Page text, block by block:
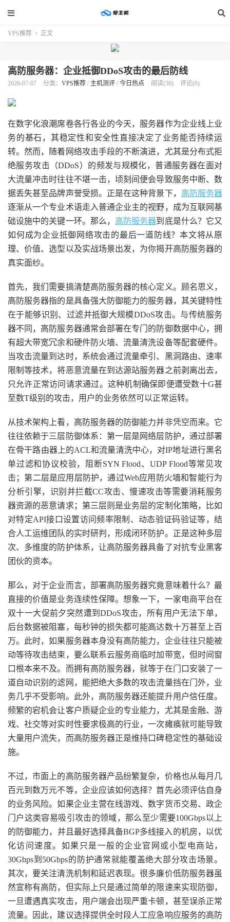
VPS推荐 > 正文
高防服务器：企业抵御DDoS攻击的最后防线
2026-07-07 分类： VPS推荐 / 主机测评 / 今日热点 阅读(36) 评论(0)
在数字化浪潮席卷各行各业的今天，服务器作为企业线上业
务的基石，其稳定性和安全性直接决定了业务能否持续运
转。然而，随着网络攻击手段的不断演进，尤其是分布式拒
绝服务攻击（DDoS）的频发与规模化，普通服务器在面对
大流量冲击时往往不堪一击，顷刻间便会导致服务中断、数
据丢失甚至品牌声誉受损。正是在这种背景下， 高防服务器
逐渐从一个专业术语走入普通企业主的视野，成为互联网基
础设施中的关键一环。那么， 高防服务器到底是什么？它又
如何成为企业抵御网络攻击的最后一道防线？本文将从原
理、价值、选型以及实战场景出发，为你揭开高防服务器的
真实面纱。
首先，我们需要搞清楚高防服务器的核心定义。顾名思义，
高防服务器指的是具备强大防御能力的服务器，其关键特性
在于能够识别、过滤并抵御大规模DDoS攻击。与传统服务
器不同，高防服务器通常会部署在专门的防御数据中心，拥
有超大带宽冗余和硬件防火墙、流量清洗设备等配套硬件。
当攻击流量到达时，系统会通过流量牵引、黑洞路由、速率
限制等技术，将恶意流量在到达源站服务器之前剥离出去，
只允许正常访问请求通过。这种机制确保即便遭受数十G甚
至数T级别的攻击，用户的业务依然可以正常运转。
从技术架构上看，高防服务器的防御能力并非凭空而来。它
往往依赖于三层防御体系：第一层是网络层防护，通过部署
在骨干路由器上的ACL和流量清洗中心，对IP地址进行黑名
单过滤和协议校验，阻断SYN Flood、UDP Flood等常见攻
击；第二层是应用层防护，通过Web应用防火墙和智能行为
分析引擎，识别并拦截CC攻击、慢速攻击等需要消耗服务
器资源的恶意请求；第三层则是业务层的定制化策略，比如
对特定API接口设置访问频率限制、动态验证码验证等，结
合人工运维团队的实时研判，形成闭环防护。正是这种多层
次、多维度的防护体系，让高防服务器具备了对抗专业黑客
团伙的资本。
那么，对于企业而言，部署高防服务器究竟意味着什么？最
直接的价值是业务连续性保障。想象一下，一家电商平台在
双十一大促前夕突然遭到DDoS攻击，所有用户无法下单，
后台数据被阻塞，每秒钟的损失都可能高达数十万甚至上百
万。此时，如果服务器本身没有高防能力，企业往往只能被
动等待攻击结束，要么联系云服务商临时加带宽，但时间窗
口根本来不及。而拥有高防服务器，就等于在门口安装了一
道自动识别的滤网，能把绝大多数的攻击流量挡在门外，业
务几乎不受影响。此外，高防服务器还能提升用户信任度。
频繁的宕机会让客户质疑企业的专业能力，尤其是金融、游
戏、社交等对实时性要求极高的行业，一次瘫痪就可能导致
大量用户流失，而高防服务器正是维持口碑稳定性的基础设
施。
不过，市面上的高防服务器产品纷繁复杂，价格也从每月几
百元到数万元不等，企业应该如何选择？首先必须评估自身
的业务风险。如果企业主营在线游戏、数字货币交易、政企
门户这类容易吸引攻击的领域，那么至少需要100Gbps以上
的防御能力，并且最好选择具备BGP多线接入的机房，以优
化访问速度。如果只是一般的企业官网或小型电商站，
30Gbps到50Gbps的防护通常就能覆盖绝大部分攻击场景。
其次，要关注清洗机制和延迟表现。很多廉价低防服务器虽
然宣称有高防，但实际上只是通过简单的限速来实现防御，
一旦遭遇真实攻击，用户端会出现严重卡顿，甚至误杀正常
流量。因此，建议选择提供全时段人工应急响应服务的高防